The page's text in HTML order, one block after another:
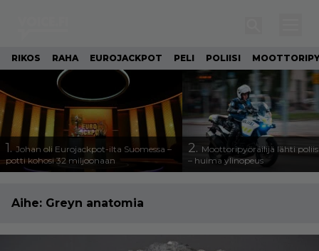
RIKOS RAHA EUROJACKPOT PELI POLIISI
1. Johan oli Eurojackpot-ilta Suomessa –
potti kohosi 32 miljoonaan
2. Moottoripyöräilijä lähti
– huima ylinopeus
Aihe: Greyn anatomia